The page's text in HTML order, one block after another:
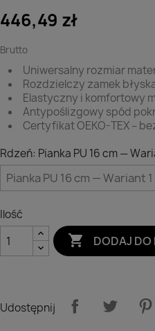
446,49 zł
Brutto
Uniwersalny rozmiar
Rozdzielczy zamek
Elastyczny i komfortowy
Antypoślizgowy spód
Certyfikat OEKO-TEX –
Rdzeń: Pianka PU 16 cm —
Ilość
 DODAJ
Udostępnij